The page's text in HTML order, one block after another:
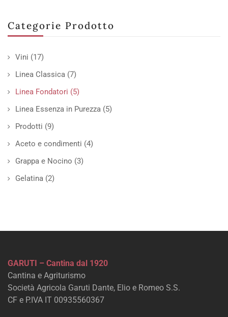
Categorie Prodotto
Vini (17)
Linea Classica (7)
Linea Fondatori (5)
Linea Essenza in Purezza (5)
Prodotti (9)
Aceto e condimenti (4)
Grappa e Nocino (3)
Gelatina (2)
GARUTI – Cantina dal 1920
Cantina e Agriturismo
Società Agricola Garuti Dante, Elio e Romeo S.S.
CF e P.IVA IT 00935560367